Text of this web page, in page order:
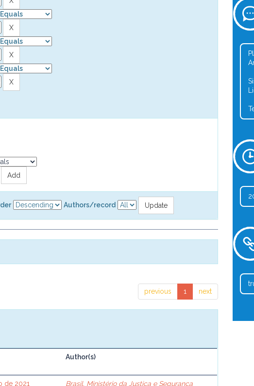
Authors/record
previous 1 next
Author(s)
de 2021 Brasil. Ministério da Justiça e Segurança